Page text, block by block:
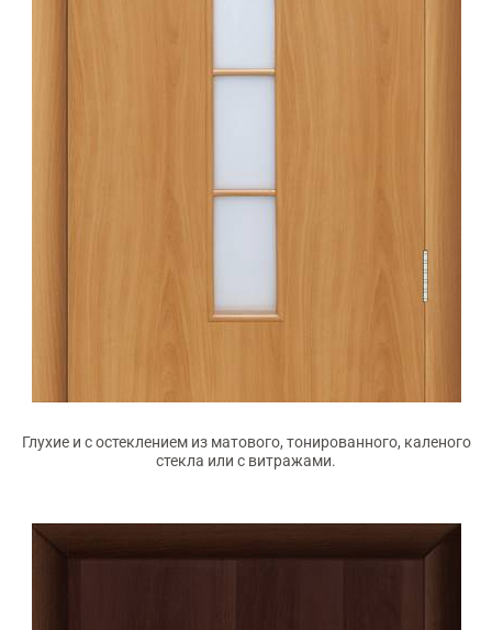
Глухие и с остеклением из матового, тонированного, каленого
стекла или с витражами.